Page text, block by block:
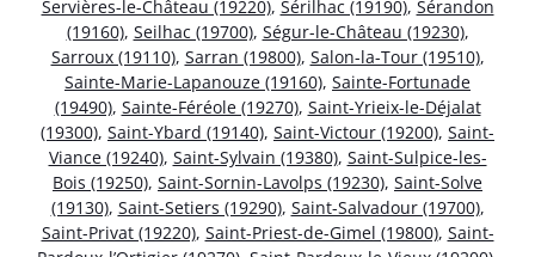
Servières-le-Château (19220), Sérilhac (19190), Sérandon
(19160), Seilhac (19700), Ségur-le-Château (19230),
Sarroux (19110), Sarran (19800), Salon-la-Tour (19510),
Sainte-Marie-Lapanouze (19160), Sainte-Fortunade
(19490), Sainte-Féréole (19270), Saint-Yrieix-le-Déjalat
(19300), Saint-Ybard (19140), Saint-Victour (19200), Saint-
Viance (19240), Saint-Sylvain (19380), Saint-Sulpice-les-
Bois (19250), Saint-Sornin-Lavolps (19230), Saint-Solve
(19130), Saint-Setiers (19290), Saint-Salvadour (19700),
Saint-Privat (19220), Saint-Priest-de-Gimel (19800), Saint-